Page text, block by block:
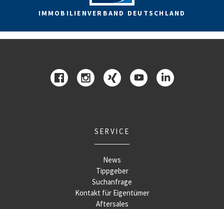
IMMOBILIENVERBAND DEUTSCHLAND
SERVICE
News
Tippgeber
Suchanfrage
Kontakt für Eigentümer
Aftersales